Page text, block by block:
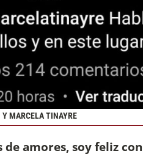
Y MARCELA TINAYRE
amores, soy feliz